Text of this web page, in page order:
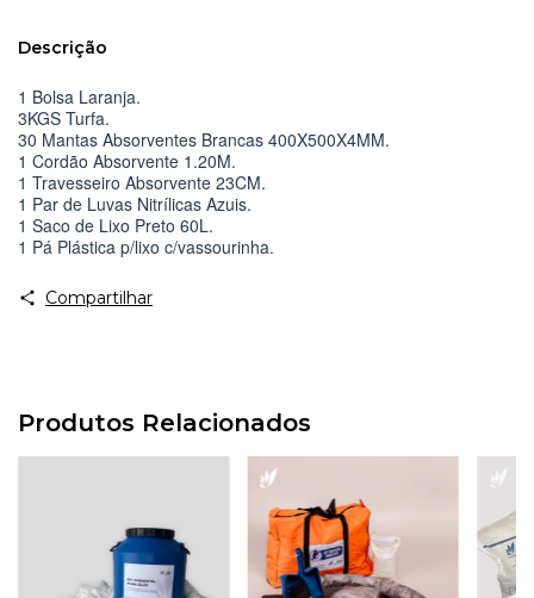
Descrição
1 Bolsa Laranja.
3KGS Turfa.
30 Mantas Absorventes Brancas 400X500X4MM.
1 Cordão Absorvente 1.20M.
1 Travesseiro Absorvente 23CM.
1 Par de Luvas Nitrílicas Azuis.
1 Saco de Lixo Preto 60L.
1 Pá Plástica p/lixo c/vassourinha.
Compartilhar
Produtos Relacionados